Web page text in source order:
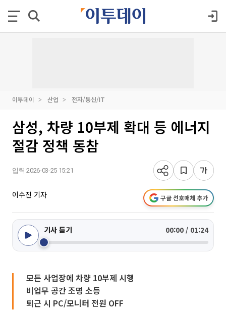
이투데이 산업 전자/통신/IT
삼성, 차량 10부제 확대 등 에너지
절감 정책 동참
입력 2026-03-25 15:21
이수진 기자 구글 선호매체 추가
기사 듣기 00:00 / 01:24
모든 사업장에 차량 10부제 시행
비업무 공간 조명 소등
퇴근 시 PC/모니터 전원 OFF